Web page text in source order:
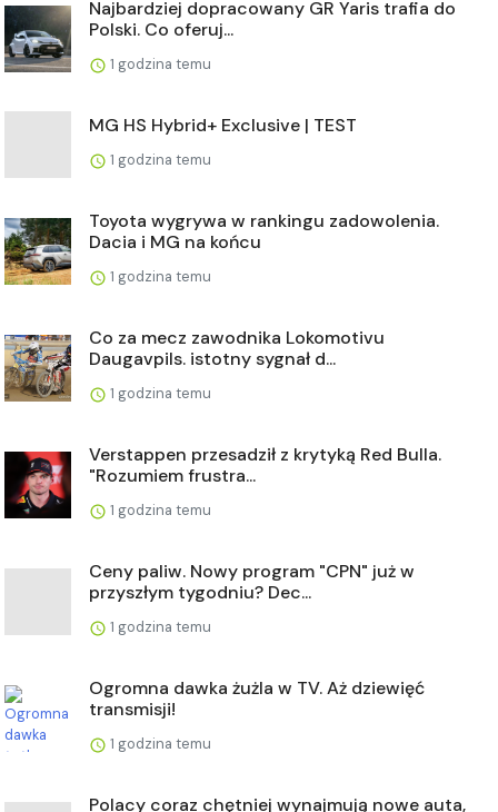
Najbardziej dopracowany GR Yaris trafia do
Polski. Co oferuj...
1 godzina temu
MG HS Hybrid+ Exclusive | TEST
1 godzina temu
Toyota wygrywa w rankingu zadowolenia.
Dacia i MG na końcu
1 godzina temu
Co za mecz zawodnika Lokomotivu
Daugavpils. istotny sygnał d...
1 godzina temu
Verstappen przesadził z krytyką Red Bulla.
"Rozumiem frustra...
1 godzina temu
Ceny paliw. Nowy program "CPN" już w
przyszłym tygodniu? Dec...
1 godzina temu
Ogromna dawka żużla w TV. Aż dziewięć
transmisji!
1 godzina temu
Polacy coraz chętniej wynajmują nowe auta,